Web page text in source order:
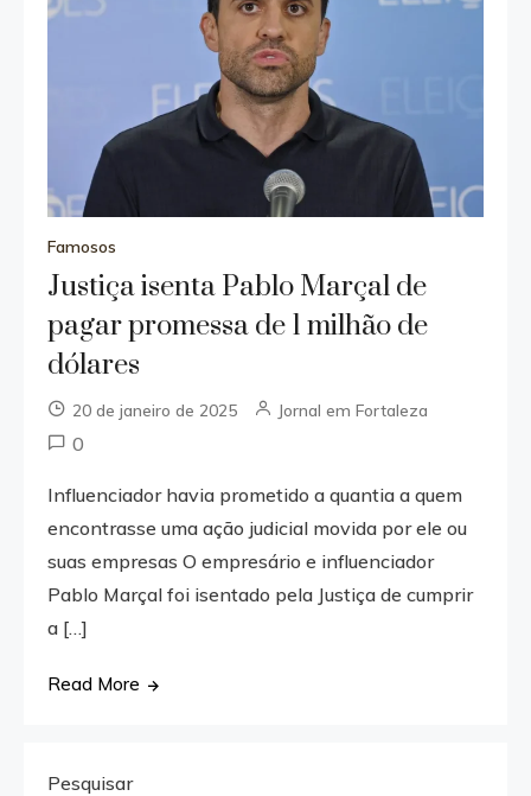
Famosos
Justiça isenta Pablo Marçal de
pagar promessa de 1 milhão de
dólares
20 de janeiro de 2025 Jornal em Fortaleza
0
Influenciador havia prometido a quantia a quem
encontrasse uma ação judicial movida por ele ou
suas empresas O empresário e influenciador
Pablo Marçal foi isentado pela Justiça de cumprir
a […]
Read More
Pesquisar